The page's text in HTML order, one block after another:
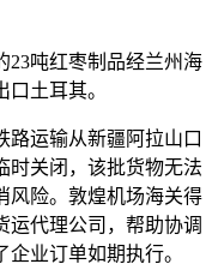
吨红枣制品经兰州海
土耳其。
运输从新疆阿拉山口
时关闭，该批货物无法
风险。敦煌机场海关得
运代理公司，帮助协调
业订单如期执行。